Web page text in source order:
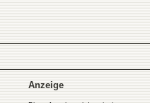
Anzeige